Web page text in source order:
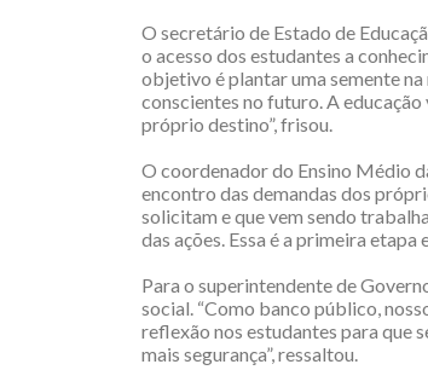
O secretário de Estado de
o acesso dos estudantes a
objetivo é plantar uma semente
conscientes no futuro. A educação
próprio destino”, frisou.
O coordenador do Ensino Médio
encontro das demandas dos
solicitam e que vem sendo
das ações. Essa é a primeira
Para o superintendente de
social. “Como banco público,
reflexão nos estudantes para que
mais segurança”, ressaltou.